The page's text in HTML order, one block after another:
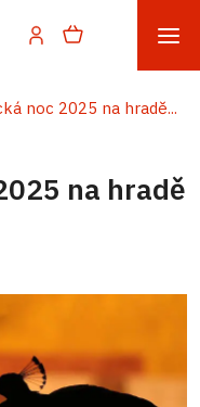
noc 2025 na hradě...
na hradě